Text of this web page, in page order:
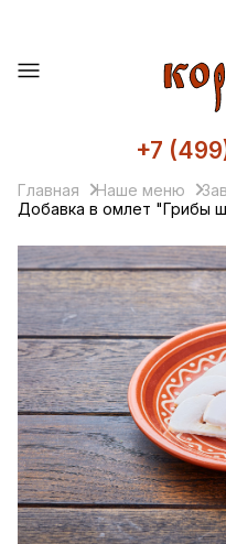
+7
Главная Наше меню
Добавка в омлет "Грибы